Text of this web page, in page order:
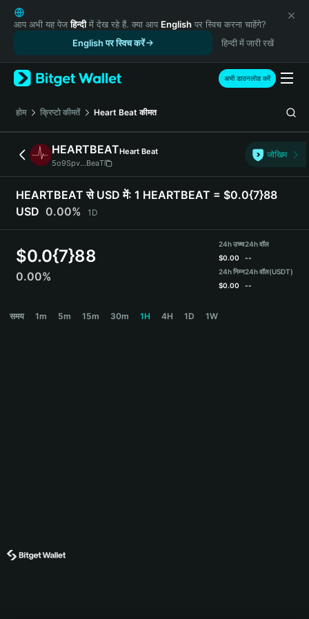
English
日本語
Русский
Español (Latinoamérica)
Türkçe
Italiano
Deutsch
简体中文
繁體中文
Português (Portugal)
Bahasa Indonesia
Español
आप अभी यह पेजहिन्दीमें देख रहे हैं. क्या आप English पर स्विच करना चाहेंगे?
English पर स्विच करें
हिन्दी में जारी रखें
अभी डाउनलोड करें
होम क्रिप्टो कीमतें Heart Beat कीमत
HEARTBEATHeart Beat
5o9Spv...BeaT
जोखिम
HEARTBEAT से USD में: 1 HEARTBEAT = $0.0{7}88
USD 0.00% 1D
$0.0{7}88
0.00%
24h उच्च
$0.00
24h निम्न
$0.00
24h वॉल
--
24h वॉल(USDT)
--
समय 1m 5m 15m 30m 1H 4H 1D 1W